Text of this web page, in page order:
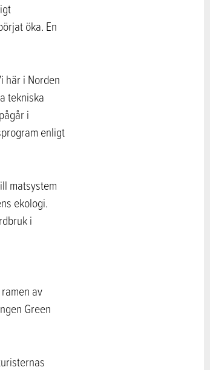
öka. En
här i Norden
tekniska
i
enligt
matsystem
ekologi.
i
av
Green